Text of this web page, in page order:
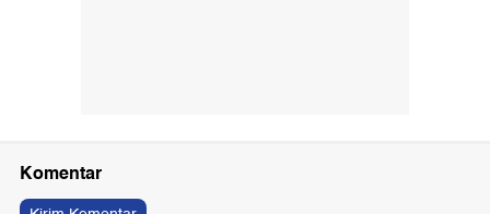
Komentar